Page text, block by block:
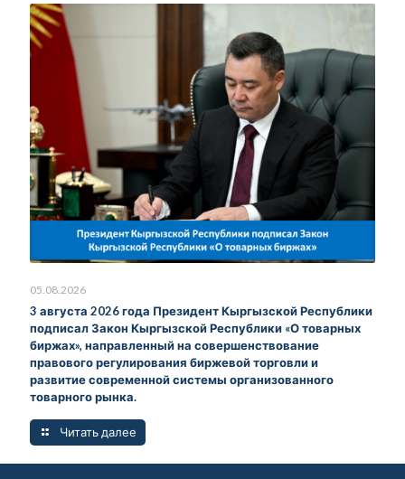
05.08.2026
3 августа 2026 года Президент Кыргызской Республики
подписал Закон Кыргызской Республики «О товарных
биржах», направленный на совершенствование
правового регулирования биржевой торговли и
развитие современной системы организованного
товарного рынка.
Читать далее